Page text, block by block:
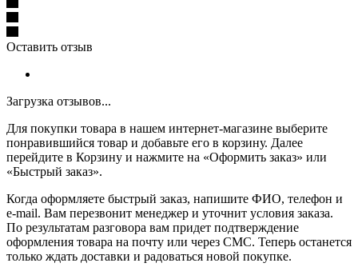
Оставить отзыв
Загрузка отзывов...
Для покупки товара в нашем интернет-магазине выберите
понравившийся товар и добавьте его в корзину. Далее
перейдите в Корзину и нажмите на «Оформить заказ» или
«Быстрый заказ».
Когда оформляете быстрый заказ, напишите ФИО, телефон и
e-mail. Вам перезвонит менеджер и уточнит условия заказа.
По результатам разговора вам придет подтверждение
оформления товара на почту или через СМС. Теперь останется
только ждать доставки и радоваться новой покупке.